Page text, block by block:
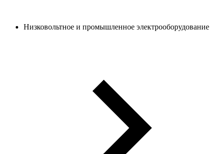
Низковольтное и промышленное электрооборудование